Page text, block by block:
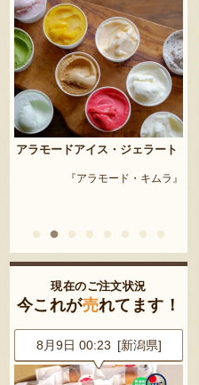
予約注文：新潟産 枝豆・茶豆
現在のご注文状況
今これが売れてます！
8月9日 00:23 [新潟県]